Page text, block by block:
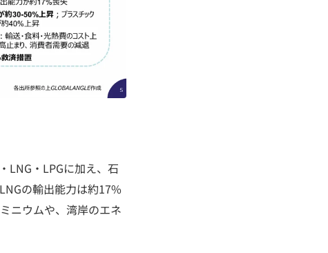
LNG・LPGに加え、石
の輸出能力は約17%
ニウムや、湾岸のエネ